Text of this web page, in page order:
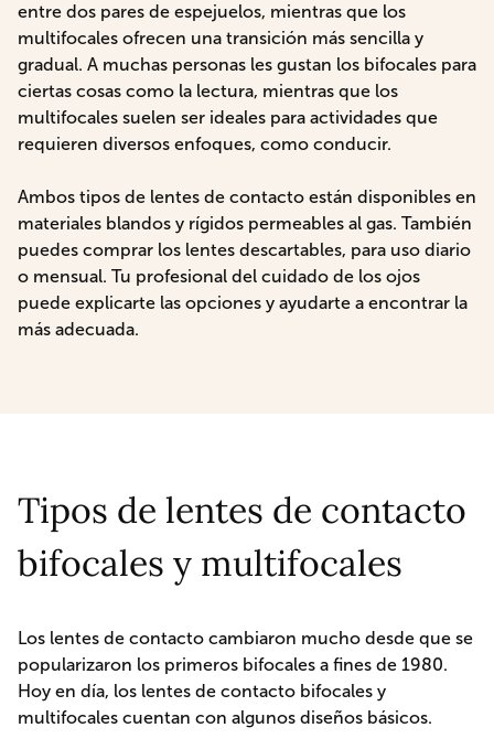
entre dos pares de espejuelos, mientras que los
multifocales ofrecen una transición más sencilla y
gradual. A muchas personas les gustan los bifocales para
ciertas cosas como la lectura, mientras que los
multifocales suelen ser ideales para actividades que
requieren diversos enfoques, como conducir.
Ambos tipos de lentes de contacto están disponibles en
materiales blandos y rígidos permeables al gas. También
puedes comprar los lentes descartables, para uso diario
o mensual. Tu profesional del cuidado de los ojos
puede explicarte las opciones y ayudarte a encontrar la
más adecuada.
Tipos de lentes de contacto
bifocales y multifocales
Los lentes de contacto cambiaron mucho desde que se
popularizaron los primeros bifocales a fines de 1980.
Hoy en día, los lentes de contacto bifocales y
multifocales cuentan con algunos diseños básicos.